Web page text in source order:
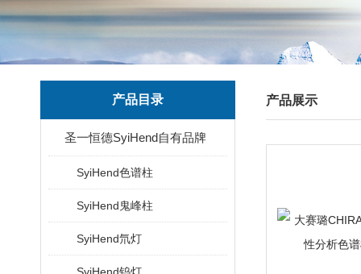
产品目录
圣一恒德SyiHend自有品牌
SyiHend色谱柱
SyiHend鬼峰柱
SyiHend氘灯
产品展示